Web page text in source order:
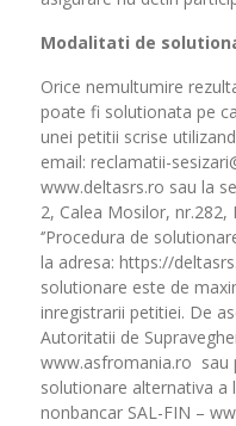
Modalitati de
Orice nemultumire
poate fi solutionata pe
unei petitii scrise
email: reclamatii-
www.deltasrs.ro sau la
2, Calea Mosilor,
‘’Procedura de
la adresa: https://
solutionare este de
inregistrarii petitiei. De
Autoritatii de
www.asfromania.ro sau
solutionare alternativa a
nonbancar SAL-FIN –